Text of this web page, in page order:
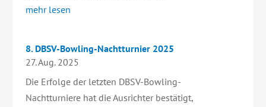
mehr lesen
8. DBSV-Bowling-Nachtturnier 2025
27. Aug. 2025
Die Erfolge der letzten DBSV-Bowling-
Nachtturniere hat die Ausrichter bestätigt,